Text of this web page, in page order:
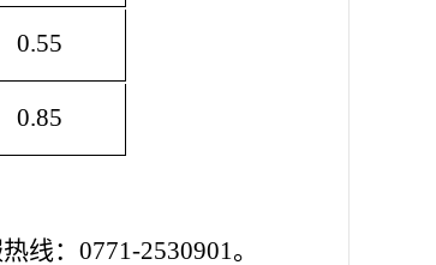
0.55
0.85
线：0771-2530901。